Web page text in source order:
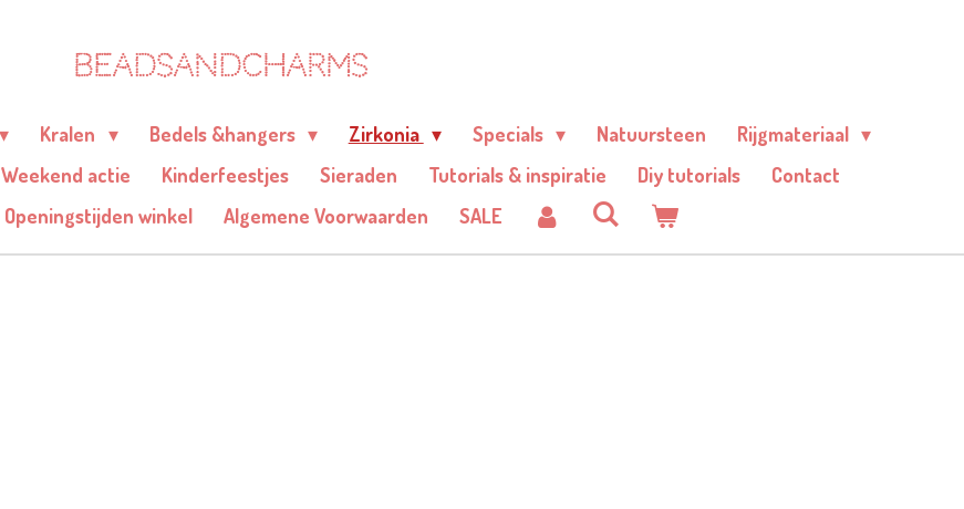
BEADSANDCHARMS
Kralen Bedels &hangers Zirkonia Specials Natuursteen
Rijgmateriaal
Weekend actie Kinderfeestjes Sieraden Tutorials & inspiratie Diy tutorials
Contact
Openingstijden winkel Algemene Voorwaarden SALE